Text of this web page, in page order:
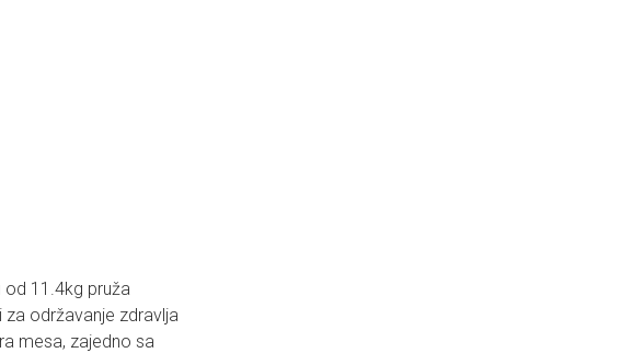
od 11.4kg pruža
za održavanje zdravlja
mesa, zajedno sa